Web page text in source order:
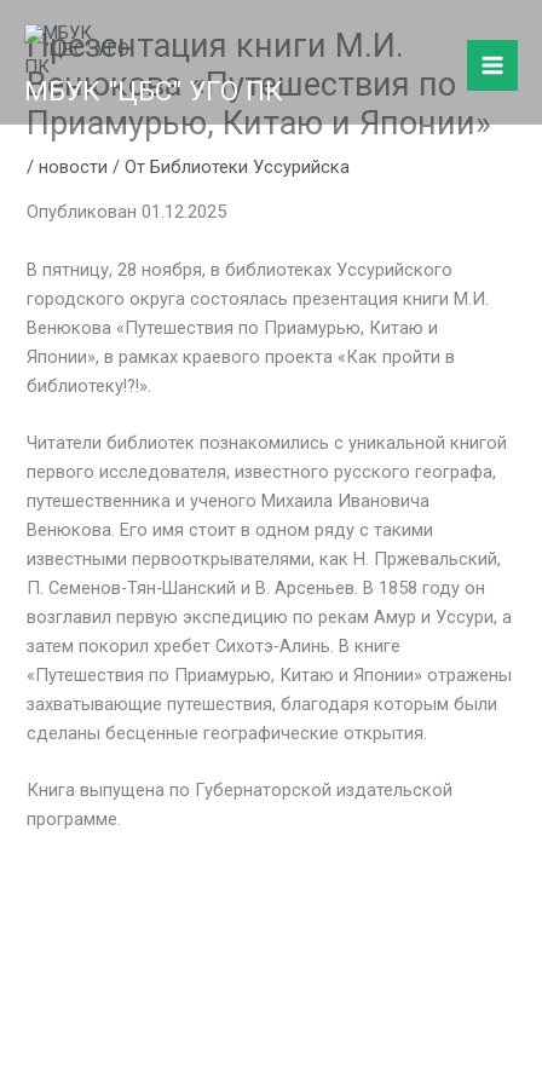
содержимому
МБУК "ЦБС" УГО ПК
Презентация книги М.И.
Венюкова «Путешествия по
Приамурью, Китаю и Японии»
/новости / ОтБиблиотеки Уссурийска
Опубликован 01.12.2025
В пятницу, 28 ноября, в библиотеках Уссурийского
городского округа состоялась презентация книги М.И.
Венюкова «Путешествия по Приамурью, Китаю и
Японии», в рамках краевого проекта «Как пройти в
библиотеку!?!».
Читатели библиотек познакомились с уникальной книгой
первого исследователя, известного русского географа,
путешественника и ученого Михаила Ивановича
Венюкова. Его имя стоит в одном ряду с такими
известными первооткрывателями, как Н. Пржевальский,
П. Семенов-Тян-Шанский и В. Арсеньев. В 1858 году он
возглавил первую экспедицию по рекам Амур и Уссури, а
затем покорил хребет Сихотэ-Алинь. В книге
«Путешествия по Приамурью, Китаю и Японии» отражены
захватывающие путешествия, благодаря которым были
сделаны бесценные географические открытия.
Книга выпущена по Губернаторской издательской
программе.